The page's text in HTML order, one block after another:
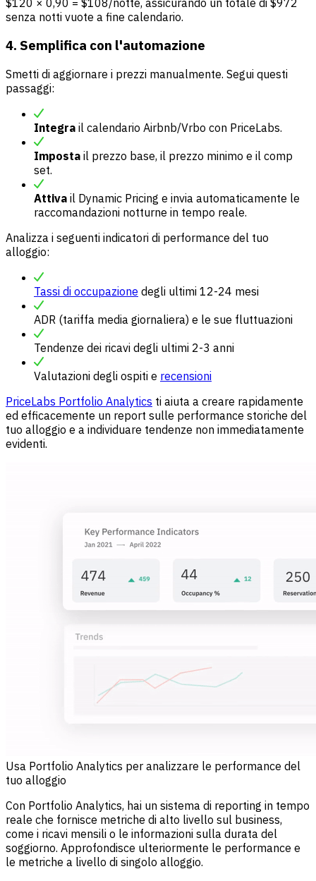
senza notti vuote a fine calendario.
4. Semplifica con l'automazione
Smetti di aggiornare i prezzi manualmente. Segui questi
passaggi:
Integra il calendario Airbnb/Vrbo con PriceLabs.
Imposta il prezzo base, il prezzo minimo e il comp
set.
Attiva il Dynamic Pricing e invia automaticamente le
raccomandazioni notturne in tempo reale.
Analizza i seguenti indicatori di performance del tuo
alloggio:
Tassi di occupazione degli ultimi 12-24 mesi
ADR (tariffa media giornaliera) e le sue fluttuazioni
Tendenze dei ricavi degli ultimi 2-3 anni
Valutazioni degli ospiti e recensioni
PriceLabs Portfolio Analytics ti aiuta a creare rapidamente
ed efficacemente un report sulle performance storiche del
tuo alloggio e a individuare tendenze non immediatamente
evidenti.
Usa Portfolio Analytics per analizzare le performance del
tuo alloggio
Con Portfolio Analytics, hai un sistema di reporting in tempo
reale che fornisce metriche di alto livello sul business,
come i ricavi mensili o le informazioni sulla durata del
soggiorno. Approfondisce ulteriormente le performance e
le metriche a livello di singolo alloggio.